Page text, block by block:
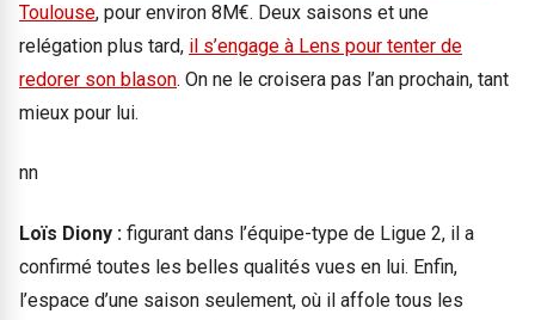
Toulouse, pour environ 8M€. Deux saisons et une
relégation plus tard, il s’engage à Lens pour tenter de
redorer son blason. On ne le croisera pas l’an prochain, tant
mieux pour lui.
nn
Loïs Diony : figurant dans l’équipe-type de Ligue 2, il a
confirmé toutes les belles qualités vues en lui. Enfin,
l’espace d’une saison seulement, où il affole tous les